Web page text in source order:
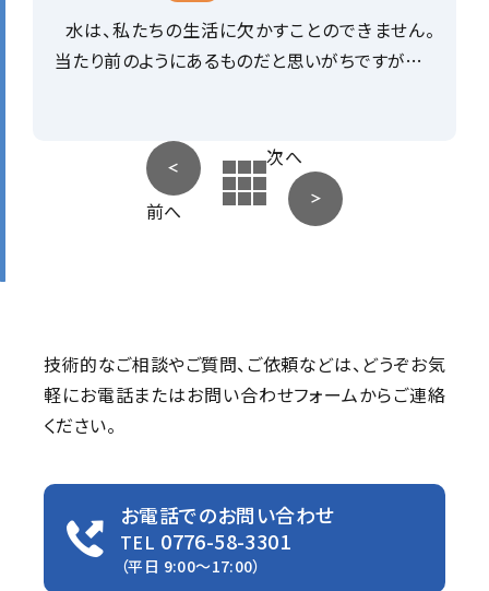
水は、私たちの生活に欠かすことのできません。
当たり前のようにあるものだと思いがちですが…
前へ
次へ
技術的なご相談やご質問、ご依頼などは、 どうぞお気
軽にお電話またはお問い合わせフォームからご連絡
ください。
お電話でのお問い合わせ
TEL 0776-58-3301
（平日 9:00〜17:00）